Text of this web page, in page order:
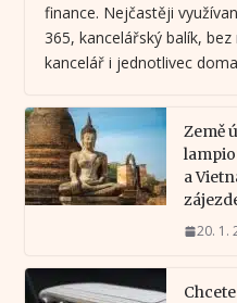
finance. Nejčastěji
365, kancelářský balík,
kancelář i jednotlivec
Země
a
20. 1.